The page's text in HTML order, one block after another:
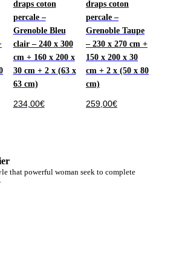
draps coton
percale –
Grenoble Bleu
clair – 240 x 300
cm + 160 x 200 x
30 cm + 2 x (63 x
63 cm)
234,00€
draps coton
percale –
Grenoble Taupe
– 230 x 270 cm +
150 x 200 x 30
cm + 2 x (50 x 80
cm)
259,00€
that powerful woman seek to complete